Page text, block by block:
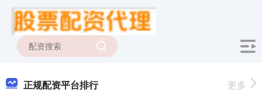
正规配资平台排行 更多